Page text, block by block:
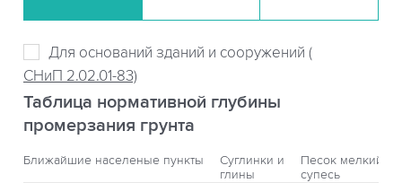
Для оснований зданий и сооружений (
СНиП 2.02.01-83)
Таблица нормативной глубины
промерзания грунта
Ближайшие населеные пункты
Суглинки и
глины
Песок мелкий,
супесь